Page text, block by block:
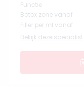
Functie
Botox zone vanaf
Filler per ml vanaf
Bekijk deze specialist